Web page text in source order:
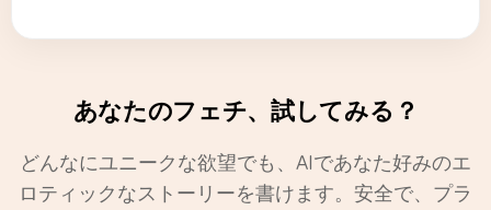
あなたのフェチ、試してみる？
どんなにユニークな欲望でも、AIであなた好みのエ
ロティックなストーリーを書けます。安全で、プラ